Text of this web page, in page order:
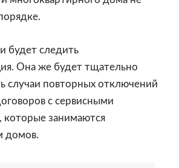
будет следить
Она же будет тщательно
случаи повторных отключений
с сервисными
которые занимаются
домов.